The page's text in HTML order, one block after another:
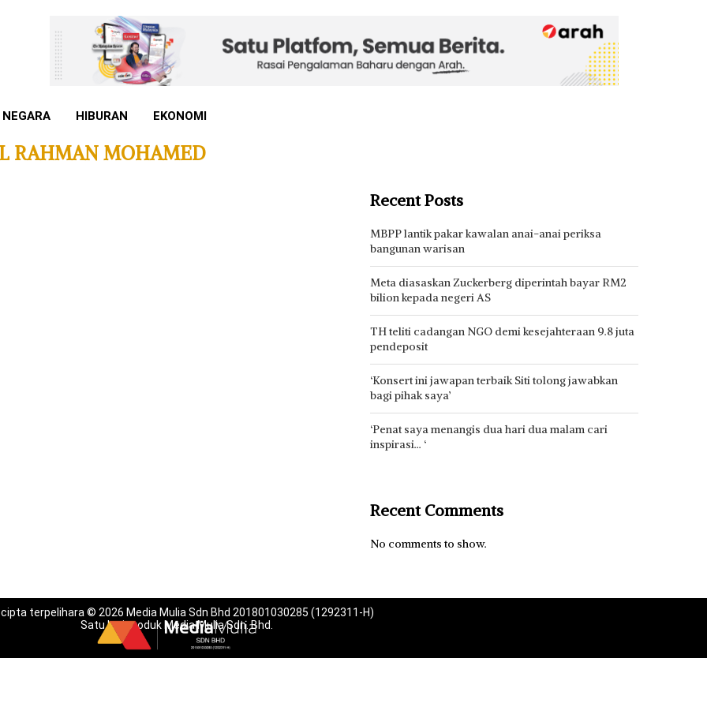
HIBURAN EKONOMI
RAHMAN MOHAMED
Recent Posts
MBPP lantik pakar kawalan anai-anai periksa
bangunan warisan
Meta diasaskan Zuckerberg diperintah bayar RM2
bilion kepada negeri AS
TH teliti cadangan NGO demi kesejahteraan 9.8 juta
pendeposit
‘Konsert ini jawapan terbaik Siti tolong jawabkan
bagi pihak saya’
‘Penat saya menangis dua hari dua malam cari
inspirasi… ‘
Recent Comments
No comments to show.
cipta terpelihara © 2026 Media Mulia Sdn Bhd 201801030285 (1292311-H)
Satu lagi produk Media Mulia Sdn. Bhd.